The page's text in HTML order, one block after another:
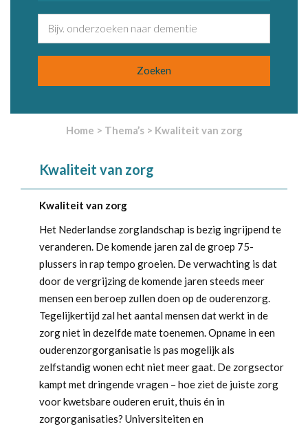
Home > Thema’s> Kwaliteit van zorg
Kwaliteit van zorg
Kwaliteit van zorg
Het Nederlandse zorglandschap is bezig ingrijpend te
veranderen. De komende jaren zal de groep 75-
plussers in rap tempo groeien. De verwachting is dat
door de vergrijzing de komende jaren steeds meer
mensen een beroep zullen doen op de ouderenzorg.
Tegelijkertijd zal het aantal mensen dat werkt in de
zorg niet in dezelfde mate toenemen. Opname in een
ouderenzorgorganisatie is pas mogelijk als
zelfstandig wonen echt niet meer gaat. De zorgsector
kampt met dringende vragen – hoe ziet de juiste zorg
voor kwetsbare ouderen eruit, thuis én in
zorgorganisaties? Universiteiten en